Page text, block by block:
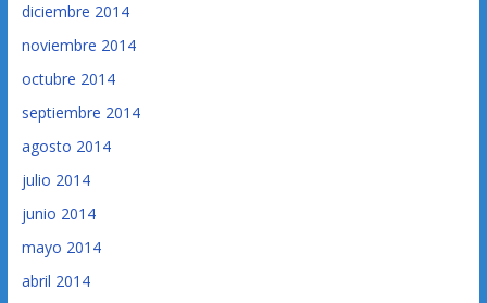
diciembre 2014
noviembre 2014
octubre 2014
septiembre 2014
agosto 2014
julio 2014
junio 2014
mayo 2014
abril 2014